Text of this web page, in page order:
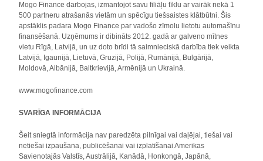
Mogo Finance darbojas, izmantojot savu filiāļu tīklu ar vairāk nekā 1
500 partneru atrašanās vietām un spēcīgu tiešsaistes klātbūtni. Šis
apstāklis padara Mogo Finance par vadošo zīmolu lietotu automašīnu
finansēšanā. Uzņēmums ir dibināts 2012. gadā ar galveno mītnes
vietu Rīgā, Latvijā, un uz doto brīdi tā saimnieciskā darbība tiek veikta
Latvijā, Igaunijā, Lietuvā, Gruzijā, Polijā, Rumānijā, Bulgārijā,
Moldovā, Albānijā, Baltkrievijā, Armēnijā un Ukrainā.
www.mogofinance.com
SVARĪGA INFORMĀCIJA
Šeit sniegtā informācija nav paredzēta pilnīgai vai daļējai, tiešai vai
netiešai izpaušana, publicēšanai vai izplatīšanai Amerikas
Savienotajās Valstīs, Austrālijā, Kanādā, Honkongā, Japānā,